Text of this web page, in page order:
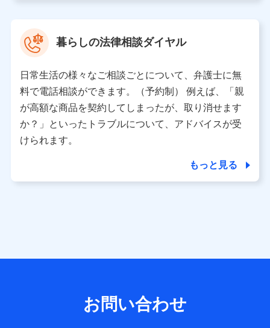
氏名、電話番号、メールアドレス、お客さまの識別子、属
性、連絡先、dポイントサービスのご利用に関する情報。例
として、dポイントカード番号、性別、年齢、家族構成、住
所、dポイント残高、dポイント利用履歴などが含まれます。
利用情報
当社又は株式会社NTTドコモが提供する各種サービスなどの
ご契約・ご利用などに関する情報。例として、当社又は株式
会社NTTドコモが提供する各種サービスのご契約状態・ご利
用履歴インターネット利用時の行動に関する情報、アプリケ
ーション利用時の行動に関する情報、購入されたサービスや
当社又は株式会社NTTドコモが提供する保険関連サービスに
送信履歴などの情報）が含まれます。
暮らしの法律相談ダイヤル
日常生活の様々なご相談ごとについて、弁護士に無
料で電話相談ができます。（予約制） 例えば、「親
が高額な商品を契約してしまったが、取り消せます
か？」といったトラブルについて、アドバイスが受
けられます。
もっと見る
お問い合わせ